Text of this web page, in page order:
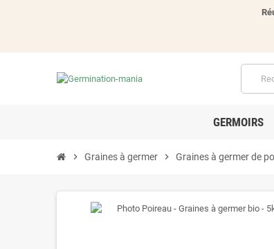
GERMOIRS
chevron_right Graines à germer chevron_right Graines à germer de